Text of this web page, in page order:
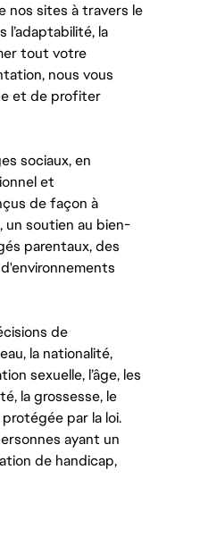
nos sites à travers le
l’adaptabilité, la
tout votre
nous vous
et de profiter
sociaux, en
et
de façon à
un soutien au bien-
parentaux, des
de
la nationalité,
sexuelle, l’âge, les
la grossesse, le
par la loi.
ayant un
de handicap,